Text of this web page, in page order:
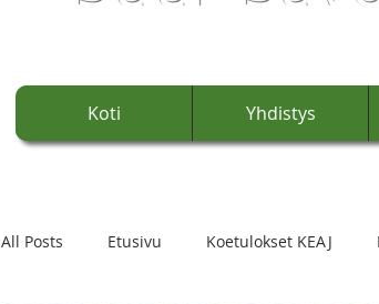
Koti Yhdistys
All Posts Etusivu Koetulokset KEAJ